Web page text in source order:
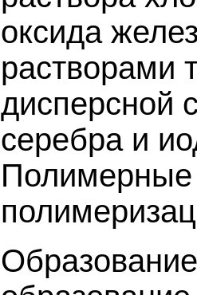
оксида
растворами
дисперсной
серебра и
Полимерные